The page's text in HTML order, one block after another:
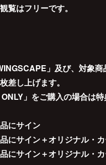
覧はフリーです。
」及び、対象商
差し上げます。
」をご購入の場合は
にサイン
にサイン＋オリジナル・カ
にサイン＋オリジナル・カ